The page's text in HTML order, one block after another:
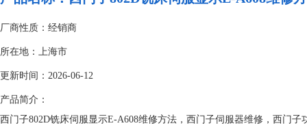
厂商性质：经销商
所在地：上海市
更新时间：2026-06-12
产品简介：
西门子802D铣床伺服显示E-A608维修方法，西门子伺服器维修，西门